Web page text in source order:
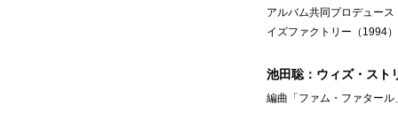
アルバム共同プロデュー
イズファクトリー（1994）
池田聡：ウィズ・スト
編曲「ファム・ファター